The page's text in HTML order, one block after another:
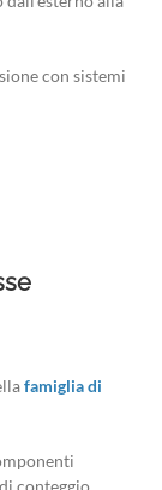
con sistemi
famiglia di